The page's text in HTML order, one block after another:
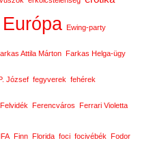
Európa Ewing-party
Attila Márton Farkas Helga-ügy
József fegyverek fehérek
Felvidék Ferencváros Ferrari Violetta
Finn Florida foci focivébék Fodor